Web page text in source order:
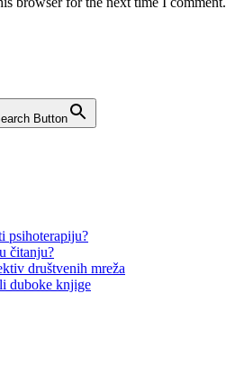
Button
psihoterapiju?
čitanju?
društvenih mreža
duboke knjige